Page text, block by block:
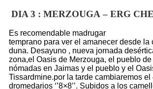
DIA 3 : MERZOUGA – ERG
Es recomendable madrugar
temprano para ver el amanecer desde la
duna. Desayuno , nueva jornada
zona,el Oasis de Merzouga, el pueblo
nómadas en Jaimas y el pueblo y el
Tissardmine.por la tarde cambiaremos el
dromedarios ‘’8×8’’. Subidos a los